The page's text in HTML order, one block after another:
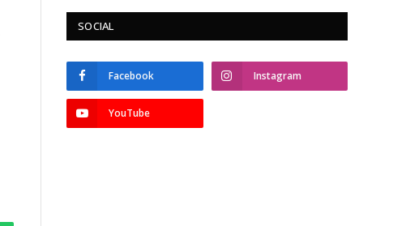
SOCIAL
Facebook Instagram
YouTube